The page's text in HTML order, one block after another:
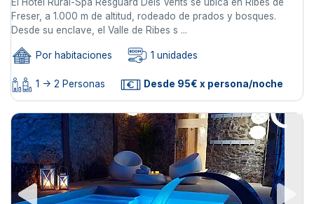
Freser, a 1.000 m de altitud, rodeado de prados y bosques.
Desde su enclave, el Valle de Ribes s ...
Por habitaciones 1 unidades
1 -> 2 Personas Desde 95€ x persona/noche